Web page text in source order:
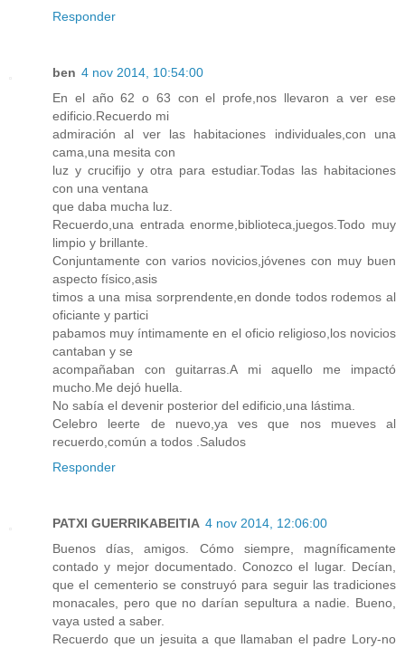
Responder
ben 4 nov 2014, 10:54:00
En el año 62 o 63 con el profe,nos llevaron a ver ese
edificio.Recuerdo mi
admiración al ver las habitaciones individuales,con una
cama,una mesita con
luz y crucifijo y otra para estudiar.Todas las habitaciones
con una ventana
que daba mucha luz.
Recuerdo,una entrada enorme,biblioteca,juegos.Todo muy
limpio y brillante.
Conjuntamente con varios novicios,jóvenes con muy buen
aspecto físico,asis
timos a una misa sorprendente,en donde todos rodemos al
oficiante y partici
pabamos muy íntimamente en el oficio religioso,los novicios
cantaban y se
acompañaban con guitarras.A mi aquello me impactó
mucho.Me dejó huella.
No sabía el devenir posterior del edificio,una lástima.
Celebro leerte de nuevo,ya ves que nos mueves al
recuerdo,común a todos .Saludos
Responder
PATXI GUERRIKABEITIA 4 nov 2014, 12:06:00
Buenos días, amigos. Cómo siempre, magníficamente
contado y mejor documentado. Conozco el lugar. Decían,
que el cementerio se construyó para seguir las tradiciones
monacales, pero que no darían sepultura a nadie. Bueno,
vaya usted a saber.
Recuerdo que un jesuita a que llamaban el padre Lory-no